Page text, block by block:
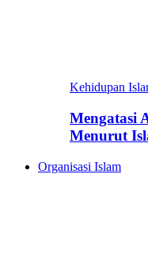
Kehidupan
Mengatasi
Menurut
Organisasi Islam